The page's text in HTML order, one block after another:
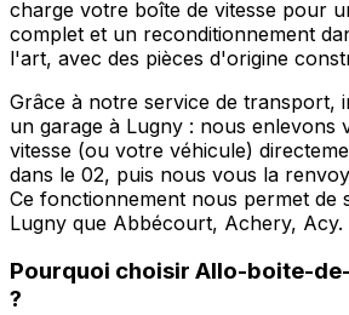
charge votre boîte de vitesse pour
complet et un reconditionnement
l'art, avec des pièces d'origine
Grâce à notre service de transport,
un garage à Lugny : nous enlevons
vitesse (ou votre véhicule)
dans le 02, puis nous vous la
Ce fonctionnement nous permet de
Lugny que Abbécourt, Achery, Acy.
Pourquoi choisir Allo-boite-
?